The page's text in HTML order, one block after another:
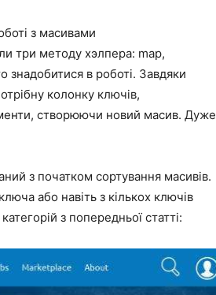
з масивами
три методу хэлпера: map,
знадобитися в роботі. Завдяки
колонку ключів,
створюючи новий масив. Дуже
з початком сортування масивів.
або навіть з кількох ключів
з попередньої статті: